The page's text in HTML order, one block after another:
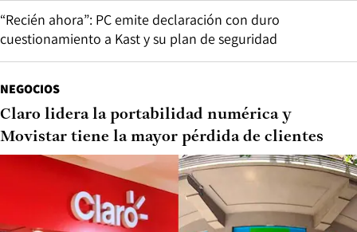
“Recién ahora”: PC emite declaración con duro
cuestionamiento a Kast y su plan de seguridad
NEGOCIOS
Claro lidera la portabilidad numérica y
Movistar tiene la mayor pérdida de clientes